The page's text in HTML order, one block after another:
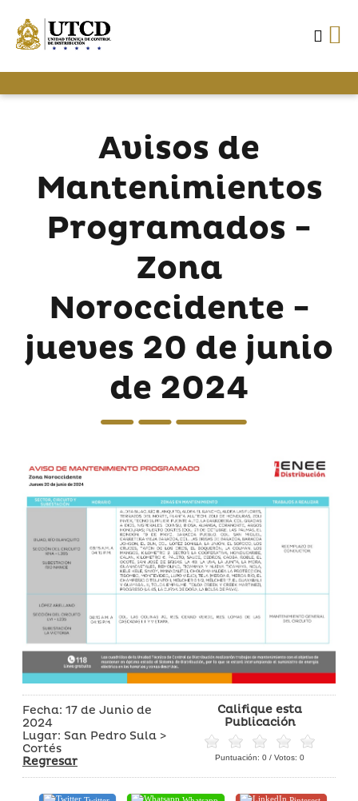
Avisos de
Mantenimientos
Programados -
Zona
Noroccidente -
jueves 20 de junio
de 2024
Fecha: 17 de Junio de
2024
Lugar: San Pedro Sula >
Cortés
Regresar
Califique esta
Publicación
Puntuación: 0 / Votos: 0